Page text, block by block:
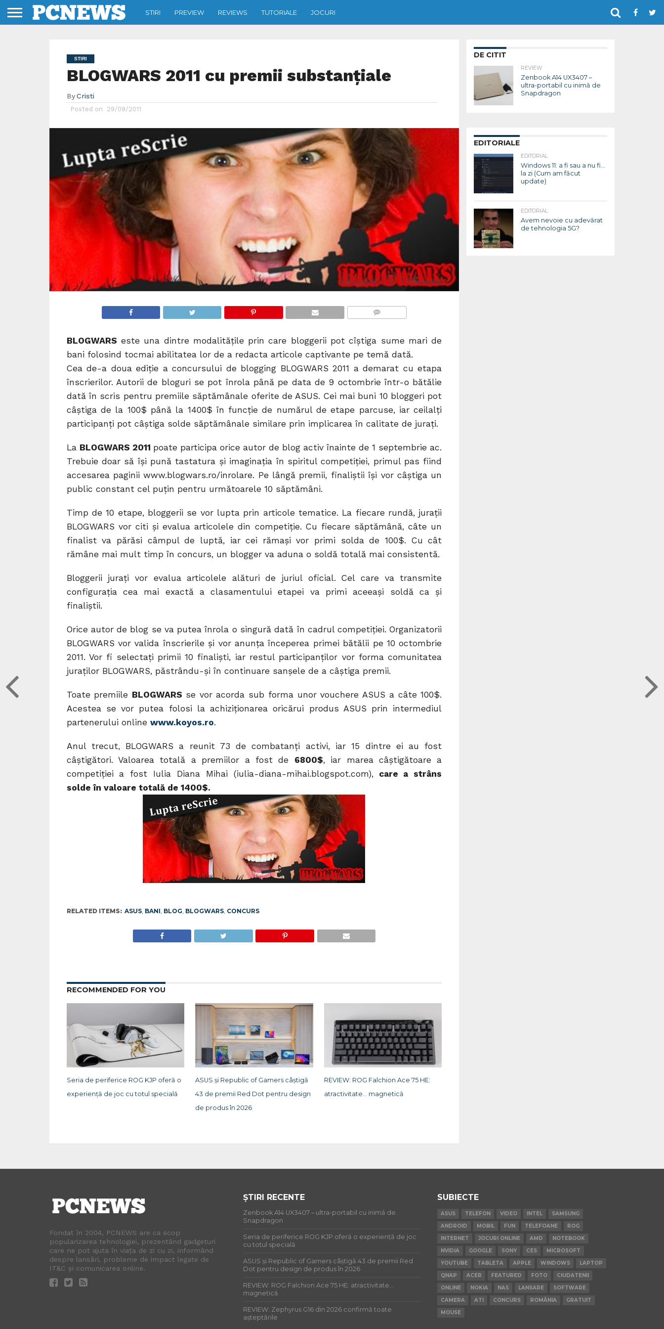
STIRI PREVIEW REVIEWS TUTORIALE JOCURI
STIRI
BLOGWARS 2011 cu premii substanțiale
By Cristi
Posted on 29/09/2011
BLOGWARS este una dintre modalitățile prin care bloggerii pot cîștiga sume mari de
bani folosind tocmai abilitatea lor de a redacta articole captivante pe temă dată.
Cea de-a doua ediție a concursului de blogging BLOGWARS 2011 a demarat cu etapa
înscrierilor. Autorii de bloguri se pot înrola până pe data de 9 octombrie într-o bătălie
dată în scris pentru premiile săptămânale oferite de ASUS. Cei mai buni 10 bloggeri pot
câștiga de la 100$ până la 1400$ în funcție de numărul de etape parcuse, iar ceilalți
participanți pot câștiga solde săptămânale similare prin implicarea în calitate de jurați.
La BLOGWARS 2011 poate participa orice autor de blog activ înainte de 1 septembrie ac.
Trebuie doar să își pună tastatura şi imaginaţia în spiritul competiției, primul pas fiind
accesarea paginii www.blogwars.ro/inrolare. Pe lângă premii, finaliștii își vor câștiga un
public constant cel puțin pentru următoarele 10 săptămâni.
Timp de 10 etape, bloggerii se vor lupta prin articole tematice. La fiecare rundă, jurații
BLOGWARS vor citi și evalua articolele din competiție. Cu fiecare săptămână, câte un
finalist va părăsi câmpul de luptă, iar cei rămași vor primi solda de 100$. Cu cât
rămâne mai mult timp în concurs, un blogger va aduna o soldă totală mai consistentă.
Bloggerii jurați vor evalua articolele alături de juriul oficial. Cel care va transmite
configuraţia cea mai exactă a clasamentului etapei va primi aceeaşi soldă ca şi
finaliştii.
Orice autor de blog se va putea înrola o singură dată în cadrul competiției. Organizatorii
BLOGWARS vor valida înscrierile și vor anunța începerea primei bătălii pe 10 octombrie
2011. Vor fi selectați primii 10 finaliști, iar restul participanților vor forma comunitatea
juraților BLOGWARS, păstrându-și în continuare sanșele de a câștiga premii.
Toate premiile BLOGWARS se vor acorda sub forma unor vouchere ASUS a câte 100$.
Acestea se vor putea folosi la achiziționarea oricărui produs ASUS prin intermediul
partenerului online www.koyos.ro.
Anul trecut, BLOGWARS a reunit 73 de combatanți activi, iar 15 dintre ei au fost
câștigători. Valoarea totală a premiilor a fost de 6800$, iar marea câştigătoare a
competiţiei a fost Iulia Diana Mihai (iulia-diana-mihai.blogspot.com), care a strâns
solde în valoare totală de 1400$.
RELATED ITEMS: ASUS, BANI BLOG BLOGWARS, CONCURS
RECOMMENDED FOR YOU
Seria de periferice ROG KJP oferă o
experiență de joc cu totul specială
ASUS și Republic of Gamers câștigă
43 de premii Red Dot pentru design
de produs în 2026
REVIEW: ROG Falchion Ace 75 HE:
atractivitate… magnetică
DE CITIT
REVIEW
Zenbook A14 UX3407 –
ultra-portabil cu inimă de
Snapdragon
EDITORIALE
EDITORIAL
Windows 11: a fi sau a nu fi…
la zi (Cum am făcut
update)
EDITORIAL
Avem nevoie cu adevărat
de tehnologia 5G?
Fondat în 2004, PCNEWS are ca scop
popularizarea tehnologiei, prezentând gadgeturi
care ne pot ajuta în viața de zi cu zi, informând
despre lansări, probleme de impact legate de
IT&C și comunicarea online.
ȘTIRI RECENTE
Zenbook A14 UX3407 – ultra-portabil cu inimă de
Snapdragon
Seria de periferice ROG KJP oferă o experiență de joc
cu totul specială
ASUS și Republic of Gamers câștigă 43 de premii Red
Dot pentru design de produs în 2026
REVIEW: ROG Falchion Ace 75 HE: atractivitate…
magnetică
REVIEW: Zephyrus G16 din 2026 confirmă toate
așteptările
SUBIECTE
ASUS TELEFON VIDEO INTEL
SAMSUNG
ANDROID
MOBIL FUN TELEFOANE
ROG
INTERNET
JOCURI ONLINE AMD
NOTEBOOK
NVIDIA
GOOGLE SONY CES
MICROSOFT
YOUTUBE
TABLETA APPLE WINDOWS
LAPTOP
QNAP
ACER FEATURED FOTO
CIUDATENII
ONLINE
NOKIA NAS LANSARE
SOFTWARE
CAMERA
ATI CONCURS ROMÂNIA
GRATUIT
MOUSE